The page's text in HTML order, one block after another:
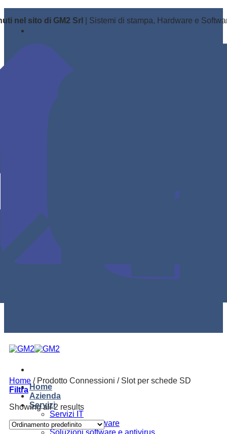
ai
contenuti
nel sito di GM2 Srl| Sistemi di stampa, Hardware e
Home
Azienda
Servizi
Servizi IT
Soluzioni hardware
Soluzioni software e antivirus
Home /Prodotto Connessioni /Slot per schede SD
Filtra
Showing all 2 results